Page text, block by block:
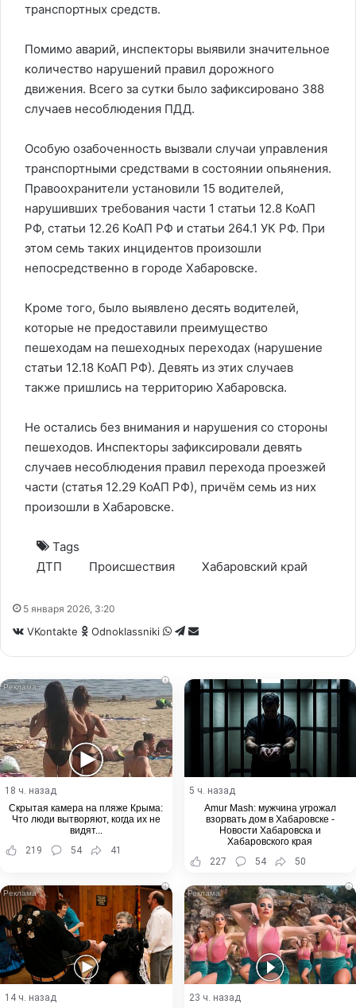
транспортных средств.
Помимо аварий, инспекторы выявили значительное
количество нарушений правил дорожного
движения. Всего за сутки было зафиксировано 388
случаев несоблюдения ПДД.
Особую озабоченность вызвали случаи управления
транспортными средствами в состоянии опьянения.
Правоохранители установили 15 водителей,
нарушивших требования части 1 статьи 12.8 КоАП
РФ, статьи 12.26 КоАП РФ и статьи 264.1 УК РФ. При
этом семь таких инцидентов произошли
непосредственно в городе Хабаровске.
Кроме того, было выявлено десять водителей,
которые не предоставили преимущество
пешеходам на пешеходных переходах (нарушение
статьи 12.18 КоАП РФ). Девять из этих случаев
также пришлись на территорию Хабаровска.
Не остались без внимания и нарушения со стороны
пешеходов. Инспекторы зафиксировали девять
случаев несоблюдения правил перехода проезжей
части (статья 12.29 КоАП РФ), причём семь из них
произошли в Хабаровске.
Tags
ДТП
Происшествия Хабаровский край
5 января 2026, 3:20
VKontakte Odnoklassniki WhatsApp
Telegram
Share
i
18 ч. назад
Скрытая камера на пляже Крыма:
Что люди вытворяют, когда их не
видят...
219
54 41
5 ч. назад
Amur Mash: мужчина угрожал
взорвать дом в Хабаровске -
Новости Хабаровска и
Хабаровского края
227
54 50
i
14 ч. назад
i
23 ч. назад